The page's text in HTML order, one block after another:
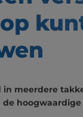
meerdere